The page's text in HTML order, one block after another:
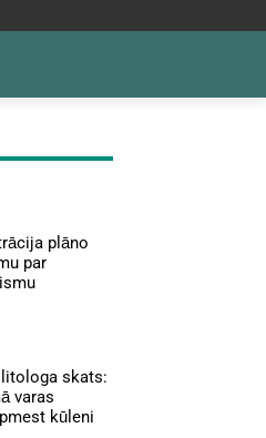
plāno
par
skats:
varas
kūleni